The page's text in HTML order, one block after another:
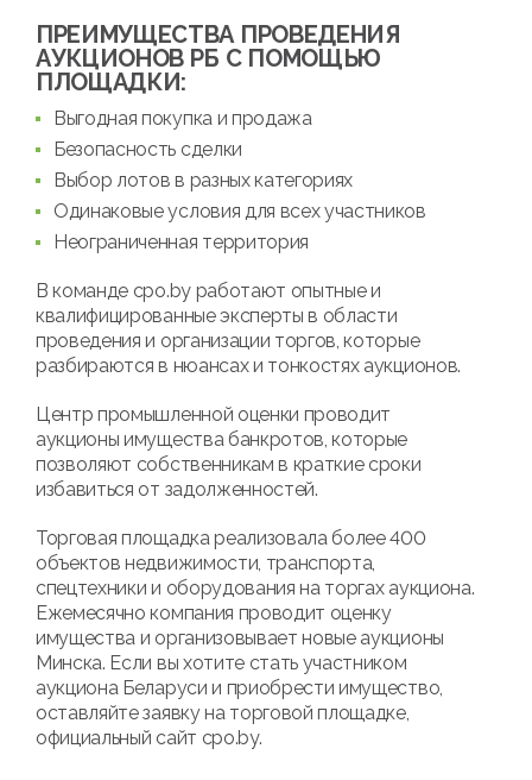
ПРЕИМУЩЕСТВА ПРОВЕДЕНИЯ
АУКЦИОНОВ РБ С ПОМОЩЬЮ
ПЛОЩАДКИ:
Выгодная покупка и продажа
Безопасность сделки
Выбор лотов в разных категориях
Одинаковые условия для всех участников
Неограниченная территория
В команде cpo.by работают опытные и
квалифицированные эксперты в области
проведения и организации торгов, которые
разбираются в нюансах и тонкостях аукционов.
Центр промышленной оценки проводит
аукционы имущества банкротов, которые
позволяют собственникам в краткие сроки
избавиться от задолженностей.
Торговая площадка реализовала более 400
объектов недвижимости, транспорта,
спецтехники и оборудования на торгах аукциона.
Ежемесячно компания проводит оценку
имущества и организовывает новые аукционы
Минска. Если вы хотите стать участником
аукциона Беларуси и приобрести имущество,
оставляйте заявку на торговой площадке,
официальный сайт cpo.by.